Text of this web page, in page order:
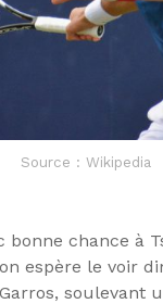
Source : Wikipedia
bonne chance à
espère le voir
soulevant